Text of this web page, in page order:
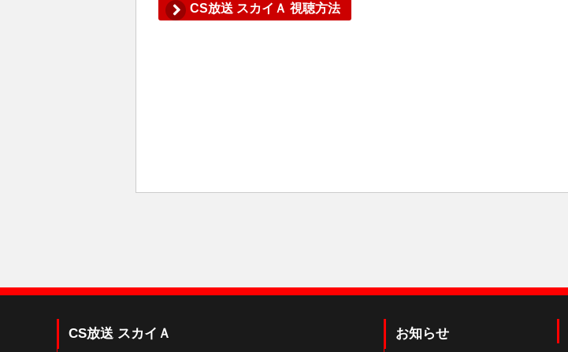
CS放送 スカイＡ 視聴方法
CS放送 スカイＡ お知らせ